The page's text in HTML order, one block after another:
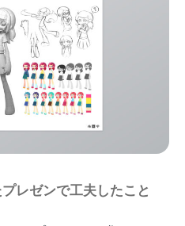
レゼンで工夫したこと